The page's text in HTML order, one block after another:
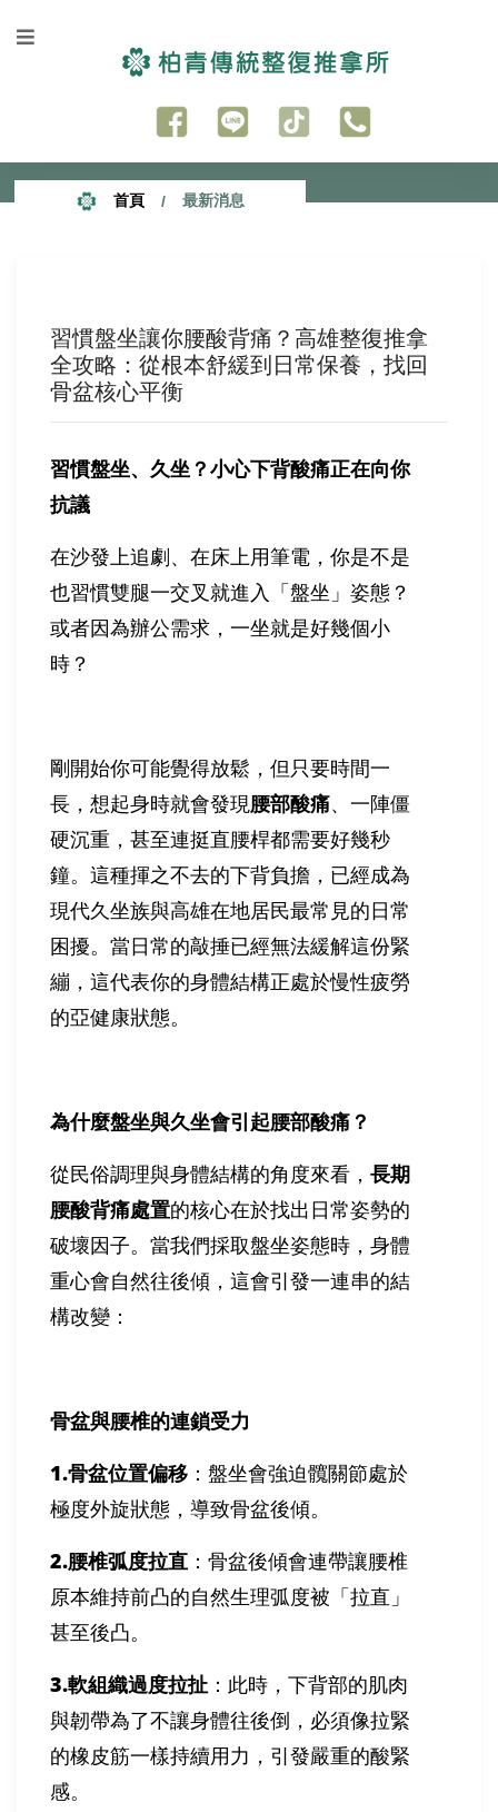
首頁 最新消息
習慣盤坐讓你腰酸背痛？高雄整復推拿
全攻略：從根本舒緩到日常保養，找回
骨盆核心平衡
習慣盤坐、久坐？小心下背酸痛正在向你
抗議
在沙發上追劇、在床上用筆電，你是不是
也習慣雙腿一交叉就進入「盤坐」姿態？
或者因為辦公需求，一坐就是好幾個小
時？
剛開始你可能覺得放鬆，但只要時間一
長，想起身時就會發現腰部酸痛、一陣僵
硬沉重，甚至連挺直腰桿都需要好幾秒
鐘。這種揮之不去的下背負擔，已經成為
現代久坐族與高雄在地居民最常見的日常
困擾。當日常的敲捶已經無法緩解這份緊
繃，這代表你的身體結構正處於慢性疲勞
的亞健康狀態。
為什麼盤坐與久坐會引起腰部酸痛？
從民俗調理與身體結構的角度來看， 長期
腰酸背痛處置的核心在於找出日常姿勢的
破壞因子。當我們採取盤坐姿態時，身體
重心會自然往後傾，這會引發一連串的結
構改變：
骨盆與腰椎的連鎖受力
1.骨盆位置偏移 ：盤坐會強迫髖關節處於
極度外旋狀態，導致骨盆後傾。
2.腰椎弧度拉直 ：骨盆後傾會連帶讓腰椎
原本維持前凸的自然生理弧度被「拉直」
甚至後凸。
3.軟組織過度拉扯 ：此時，下背部的肌肉
與韌帶為了不讓身體往後倒，必須像拉緊
的橡皮筋一樣持續用力，引發嚴重的酸緊
感。